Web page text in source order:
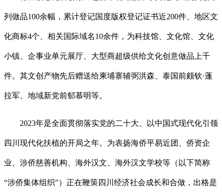
列做品100余幅，累计登记国度版权登记证书近200件、地区文
化商标4个、相关国际域名10余件，为科技馆、文化馆、文化
小镇、企事业单元展厅、大型商超级供给文化创意做品上千
件。其文创产物先后赠送给柬埔寨辅弼洪森、泰国前颇钦·蓬
拉军、地域新党前郁慕明等。
2023年是全面贯彻落实党的二十大、以中国式现代化引领
四川现代化扶植的开局之年。为表扬海侨平易近团、侨资企
业、涉侨慈善机构、海外汉文、海外汉文学校等（以下简称
“涉侨集体组织”）正在鞭策四川经济社会成长和合做，出格是